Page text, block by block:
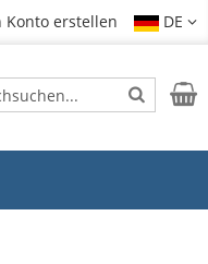
Konto erstellen DE
Suche